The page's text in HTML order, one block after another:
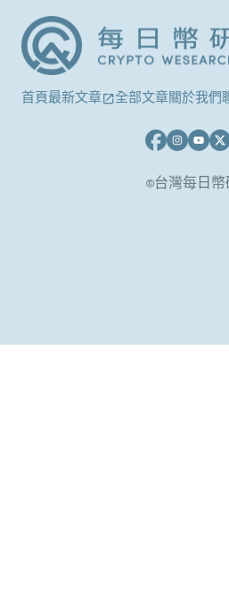
首頁最新文章 全部文章關於我們
©台灣每日幣